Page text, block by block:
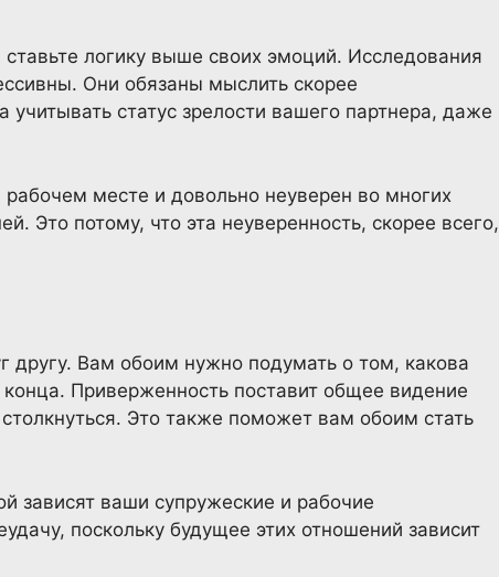
логику выше своих эмоций. Исследования
Они обязаны мыслить скорее
статус зрелости вашего партнера, даже
месте и довольно неуверен во многих
Это потому, что эта неуверенность, скорее всего,
Вам обоим нужно подумать о том, какова
Приверженность поставит общее видение
Это также поможет вам обоим стать
зависят ваши супружеские и рабочие
поскольку будущее этих отношений зависит